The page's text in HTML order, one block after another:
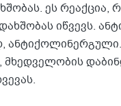
ეს
იწვევს.
ანტიქოლინერგული.
მხედველობის